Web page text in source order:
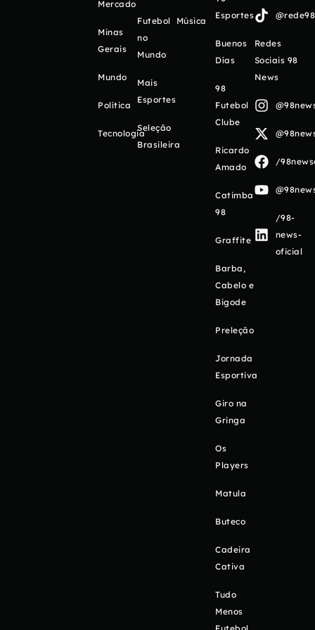
Mercado
Minas
Gerais
Mundo
Política
Tecnologia
Futebol
no
Mundo
Mais
Esportes
Seleção
Brasileira
Música
Esportes
Buenos
Días
98
Futebol
Clube
Ricardo
Amado
Catimba
98
Graffite
Barba,
Cabelo e
Bigode
Preleção
Jornada
Esportiva
Giro na
Gringa
Os
Players
Matula
Buteco
Cadeira
Cativa
Tudo
Menos
Redes
Sociais 98
News
/
/98-
news-
oficial